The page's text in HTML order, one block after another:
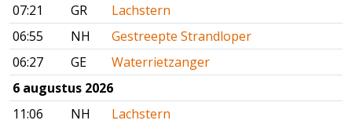
07:21
GR
Lachstern
06:55
NH
Gestreepte Strandloper
06:27
GE
Waterrietzanger
6 augustus 2026
11:06
NH
Lachstern